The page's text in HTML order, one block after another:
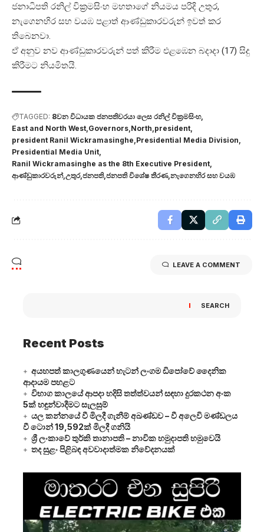
ජනාධිපති රනිල් වික්‍රමසිංහ මහතාගේ නියමය පරිදි උතුර,
නැගෙනහිර සහ වයඹ පළාත් ආණ්ඩුකාරවරුන් ඉවත් කර
තිබෙනවා.
ඒ අනුව නව ආණ්ඩුකාරවරුන් පත් කිරීම එළඹෙන බදාදා (17) සිදු
කිරීමට නියමිතයි.
TAGGED: 8වන විධායක ජනපතිවරයා ලෙස රනිල් වික්‍රමසිංහ
East and North West Governors North president
president Ranil Wickramasinghe Presidential Media Division
Presidential Media Unit
Ranil Wickramasinghe as the 8th Executive President
ආණ්ඩුකාරවරුන් උතුර ජනපති ජනපති විශේෂ තීරණ නැගෙනහිර සහ වයඹ
LEAVE A COMMENT
SEARCH
Recent Posts
අයහපත් කාලගුණයෙන් හැටන් ලංගම ඩිපෝවේ දෛනික
ආදායම පහළට
විභාග කාලයේ ආපදා හදිසි තත්ත්වයන් සඳහා දුරකථන අංක
5ක් හඳුන්වාදීමට සැලසුම්
යල කන්නයේ වී මිලදී ගැනීම් අඛණ්ඩව – වී අලෙවි මණ්ඩලය
වී ටොන් 19,592ක් මිලදී ගනියි
ශ්‍රී ලංකාවේ තුර්කි තානාපති – නාවික හමුදාපති හමුවෙයි
තද සුළං පිළිබඳ අවවාදාත්මක නිවේදනයක්
Player